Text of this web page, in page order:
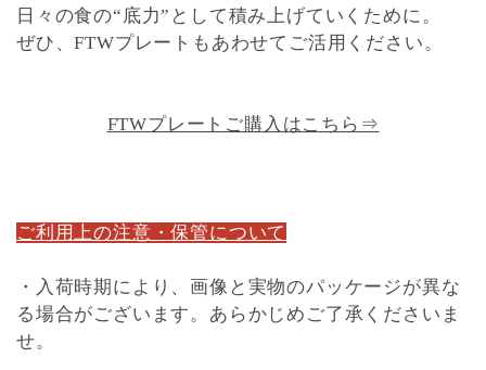
日々の食の“底力”として積み上げていくために。
ぜひ、FTWプレートもあわせてご活用ください。
FTWプレートご購入はこちら⇒
ご利用上の注意・保管について
・入荷時期により、画像と実物のパッケージが異な
る場合がございます。あらかじめご了承くださいま
せ。